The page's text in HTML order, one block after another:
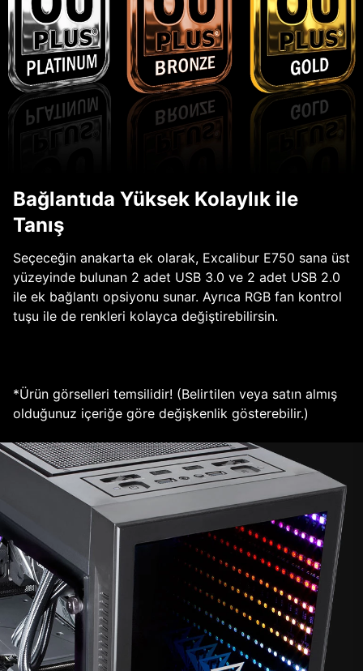
Bağlantıda Yüksek Kolaylık ile
Tanış
Seçeceğin anakarta ek olarak, Excalibur E750 sana üst
yüzeyinde bulunan 2 adet USB 3.0 ve 2 adet USB 2.0
ile ek bağlantı opsiyonu sunar. Ayrıca RGB fan kontrol
tuşu ile de renkleri kolayca değiştirebilirsin.
*Ürün görselleri temsilidir! (Belirtilen veya satın almış
olduğunuz içeriğe göre değişkenlik gösterebilir.)